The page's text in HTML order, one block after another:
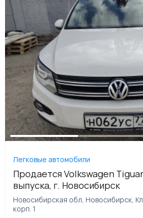
Легковые автомобили
Продается Volkswagen
выпуска, г. Новосибирск
Новосибирская обл, Новосибирск,
корп. 1